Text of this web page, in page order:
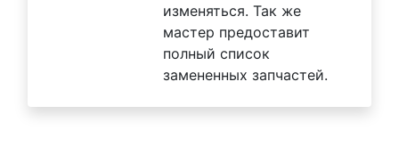
изменяться. Так же
мастер предоставит
полный список
замененных запчастей.